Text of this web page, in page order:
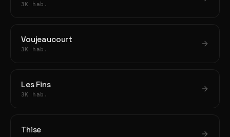
3K hab.
Voujeaucourt
3K hab.
Les Fins
3K hab.
Thise